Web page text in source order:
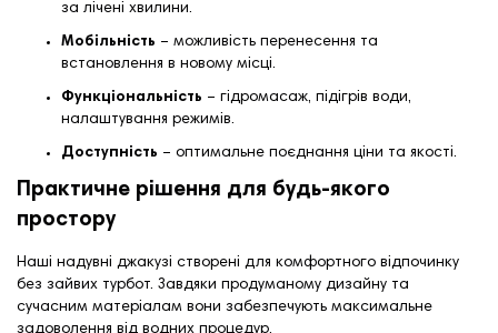
за лічені хвилини.
Мобільність – можливість перенесення та
встановлення в новому місці.
Функціональність – гідромасаж, підігрів води,
налаштування режимів.
Доступність – оптимальне поєднання ціни та якості.
Практичне рішення для будь-якого
простору
Наші надувні джакузі створені для комфортного відпочинку
без зайвих турбот. Завдяки продуманому дизайну та
сучасним матеріалам вони забезпечують максимальне